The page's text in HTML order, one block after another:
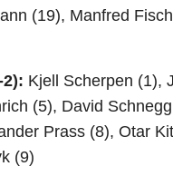
(19), Manfred
Kjell Scherpen (1),
(5), David
Prass (8), Otar
(9)